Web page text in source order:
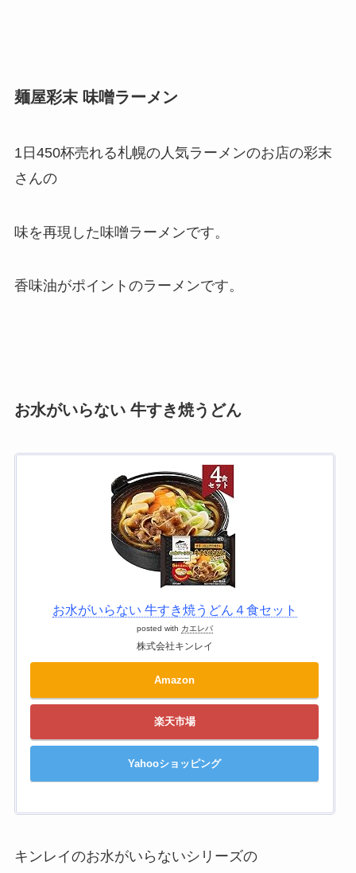
麺屋彩末 味噌ラーメン
1日450杯売れる札幌の人気ラーメンのお店の彩末
さんの
味を再現した味噌ラーメンです。
香味油がポイントのラーメンです。
お水がいらない 牛すき焼うどん
お水がいらない 牛すき焼うどん４食セット
posted with カエレバ
株式会社キンレイ
Amazon
楽天市場
Yahooショッピング
キンレイのお水がいらないシリーズの